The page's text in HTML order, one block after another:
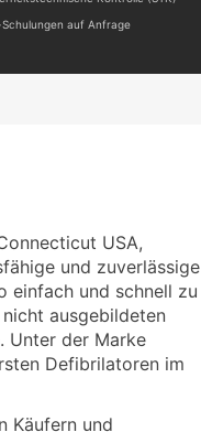
auf Anfrage
USA,
und zuverlässige
einfach und schnell zu
ausgebildeten
Unter der Marke
Defibrilatoren im
Käufern und